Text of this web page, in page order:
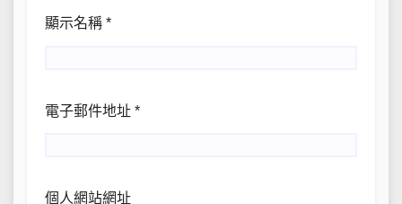
顯示名稱 *
電子郵件地址 *
個人網站網址